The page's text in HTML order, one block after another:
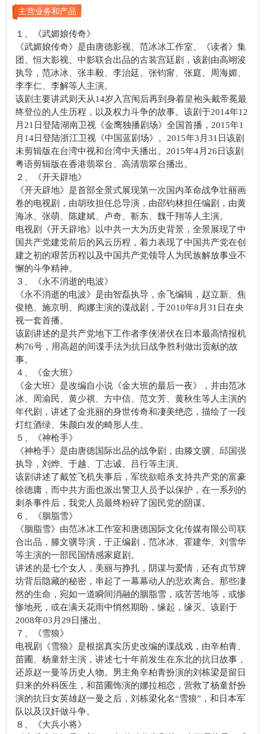
主营业务和产品
１、《武媚娘传奇》
《武媚娘传奇》是由唐德影视、范冰冰工作室、《读者》集
团、恒大影视、中影联合出品的古装宫廷剧，该剧由高翊浚
执导，范冰冰、张丰毅、李治廷、张钧甯、张庭、周海媚、
李李仁、李解等人主演。
该剧主要讲武则天从14岁入宫闱后再到身着皇袍头戴帝冕最
终登位的人生历程，以及权力斗争的故事。该剧于2014年12
月21日登陆湖南卫视《金鹰独播剧场》全国首播，2015年1
月14日登陆浙江卫视《中国蓝剧场》。2015年3月31日该剧
未剪辑版在台湾中视和台湾中天播出。2015年4月26日该剧
粤语剪辑版在香港翡翠台、高清翡翠台播出。
２、《开天辟地》
《开天辟地》是首部全景式展现第一次国内革命战争壮丽画
卷的电视剧，由胡玫担任总导演，由邵钧林担任编剧，由黄
海冰、张萌、陈建斌、卢奇、靳东、魏千翔等人主演。
电视剧《开天辟地》以中共一大为历史背景，全景展现了中
国共产党建党前后的风云历程，着力表现了中国共产党在创
建之初的艰苦历程以及中国共产党领导人为民族解放事业不
懈的斗争精神。
３、《永不消逝的电波》
《永不消逝的电波》是由智磊执导，余飞编辑，赵立新、焦
俊艳、施京明、阎娜主演的谍战剧，于2010年8月31日在央
视一套首播。
该剧讲述的是共产党地下工作者李侠潜伏在日本最高情报机
构76号，用高超的间谍手法为抗日战争胜利做出贡献的故
事。
４、《金大班》
《金大班》是改编自小说《金大班的最后一夜》，并由范冰
冰、周渝民、黄少祺、方中信、范文芳、黄秋生等人主演的
年代剧，讲述了金兆丽的身世传奇和凄美绝恋，描绘了一段
灯红酒绿、朱颜白发的畸形人生。
５、《神枪手》
《神枪手》是由唐德国际出品的战争剧，由滕文骥、邱国强
执导，刘烨、于越、丁志诚、吕行等主演。
该剧讲述了戴笠飞机失事后，军统欲暗杀支持共产党的富豪
徐德庸，而中共方面也派出警卫人员予以保护，在一系列的
刺杀事件后，我党人员最终粉碎了国民党的阴谋。
６、《胭脂雪》
《胭脂雪》由范冰冰工作室和唐德国际文化传媒有限公司联
合出品，滕文骥导演，于正编剧，范冰冰、霍建华、刘雪华
等主演的一部民国情感家庭剧。
讲述的是七个女人，美丽与挣扎，阴谋与爱情，还有贞节牌
坊背后隐藏的秘密，串起了一幕幕动人的悲欢离合。那些凄
然的生命，宛如一道瞬间消融的胭脂雪，或苦苦地等，或惨
惨地死，或在满天花雨中悄然期盼，缘起，缘灭。该剧于
2008年03月29日播出。
７、《雪狼》
电视剧《雪狼》是根据真实历史改编的谍战戏，由辛柏青、
苗圃、杨童舒主演，讲述七十年前发生在东北的抗日故事，
还原赵一曼等历史人物。男主角辛柏青扮演的刘栋梁是留日
归来的外科医生，和苗圃饰演的娜拉相恋，营救了杨童舒扮
演的抗日女英雄赵一曼之后，刘栋梁化名“雪狼”，和日本军
队以及汉奸做斗争。
８、《大兵小将》